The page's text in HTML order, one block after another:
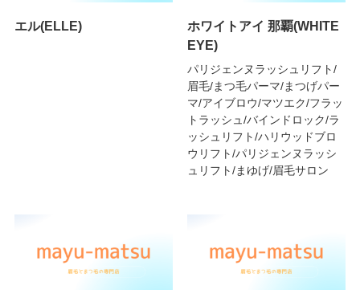
エル(ELLE)
ホワイトアイ 那覇(WHITE
EYE)
パリジェンヌラッシュリフト/
眉毛/まつ毛パーマ/まつげパー
マ/アイブロウ/マツエク/フラッ
トラッシュ/バインドロック/ラ
ッシュリフト/ハリウッドブロ
ウリフト/パリジェンヌラッシ
ュリフト/まゆげ/眉毛サロン